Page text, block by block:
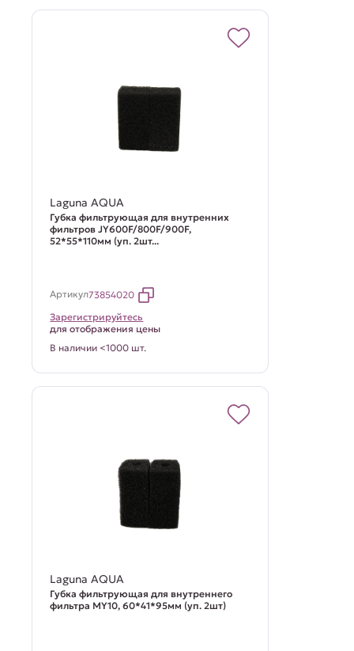
Laguna AQUA
Губка фильтрующая для внутренних
фильтров JY600F/800F/900F,
52*55*110мм (уп. 2шт...
Артикул73854020
Зарегистрируйтесь
для отображения цены
В наличии <1000 шт.
Laguna AQUA
Губка фильтрующая для внутреннего
фильтра MY10, 60*41*95мм (уп. 2шт)